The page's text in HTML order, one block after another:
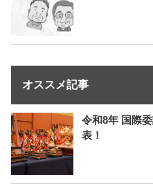
オススメ記事
令和8年 国際
表！